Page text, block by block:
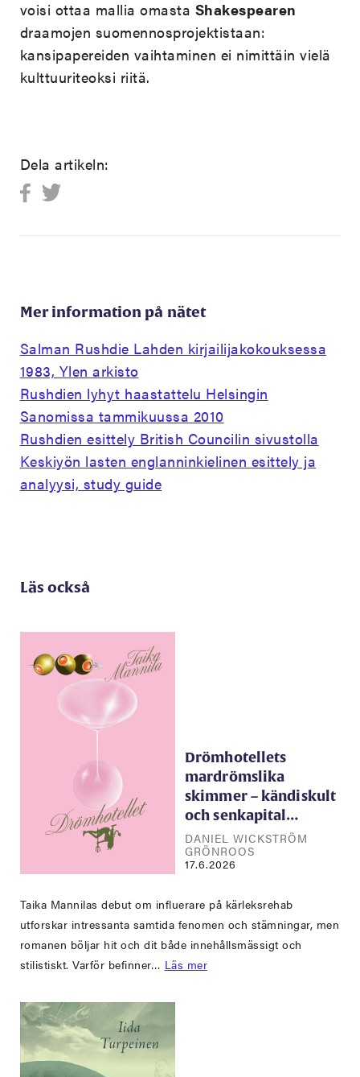
voisi ottaa mallia omasta Shakespearen
draamojen suomennosprojektistaan:
kansipapereiden vaihtaminen ei nimittäin vielä
kulttuuriteoksi riitä.
Dela artikeln:
Mer information på nätet
Salman Rushdie Lahden kirjailijakokouksessa
1983, Ylen arkisto
Rushdien lyhyt haastattelu Helsingin
Sanomissa tammikuussa 2010
Rushdien esittely British Councilin sivustolla
Keskiyön lasten englanninkielinen esittely ja
analyysi, study guide
Läs också
Drömhotellets
mardrömslika
skimmer – kändiskult
och senkapital…
DANIEL WICKSTRÖM
GRÖNROOS
17.6.2026
Taika Mannilas debut om influerare på kärleksrehab
utforskar intressanta samtida fenomen och stämningar, men
romanen böljar hit och dit både innehållsmässigt och
stilistiskt. Varför befinner… Läs mer